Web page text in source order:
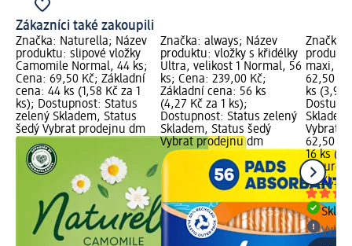
Zákazníci také zakoupili
Značka: Naturella; Název
produktu: slipové vložky
Camomile Normal, 44 ks;
Cena: 69,50 Kč; Základní
cena: 44 ks (1,58 Kč za 1
ks); Dostupnost: Status
zelený Skladem, Status
šedý Vybrat prodejnu dm
Značka: always; Název
produktu: vložky s křidélky
Ultra, velikost 1 Normal, 56
ks; Cena: 239,00 Kč;
Základní cena: 56 ks
(4,27 Kč za 1 ks);
Dostupnost: Status zelený
Skladem, Status šedý
Vybrat prodejnu dm
Značka:
maxi,
62,50
ks (3,91
Vybrat
62,50 Kč
16 ks
maxi, 16